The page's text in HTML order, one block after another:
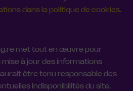
dans la politique de cookies.
met tout en œuvre pour
à jour des informations
être tenu responsable des
indisponibilités du site.